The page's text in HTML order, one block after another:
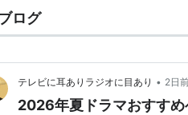
ログ
テレビに耳ありラジオに目あり • 2日
2026年夏ドラマおすすめ